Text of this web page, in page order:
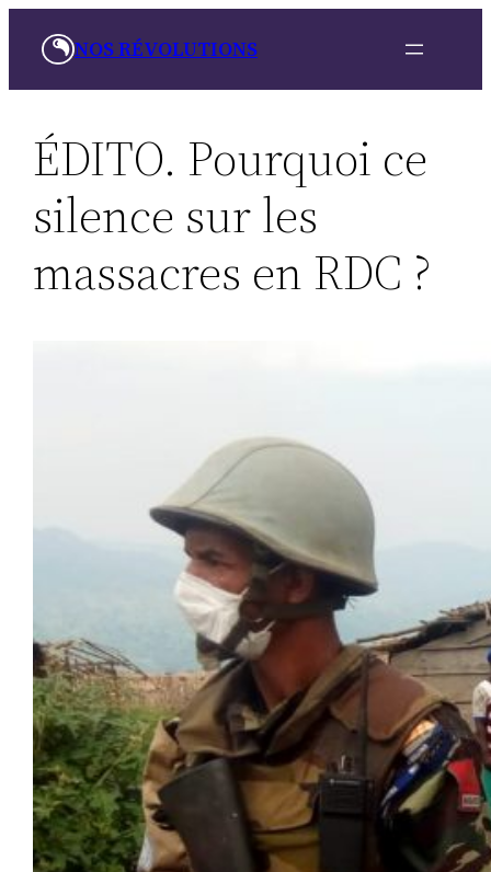
NOS RÉVOLUTIONS
ÉDITO. Pourquoi ce
silence sur les
massacres en RDC ?